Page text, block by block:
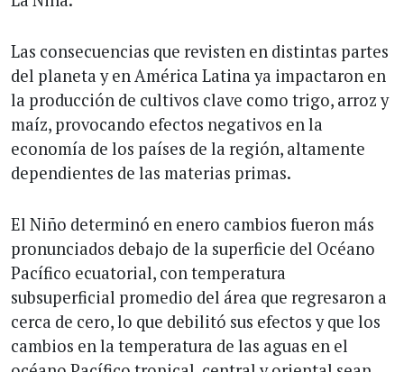
Las consecuencias que revisten en distintas partes
del planeta y en América Latina ya impactaron en
la producción de cultivos clave como trigo, arroz y
maíz, provocando efectos negativos en la
economía de los países de la región, altamente
dependientes de las materias primas.
El Niño determinó en enero cambios fueron más
pronunciados debajo de la superficie del Océano
Pacífico ecuatorial, con temperatura
subsuperficial promedio del área que regresaron a
cerca de cero, lo que debilitó sus efectos y que los
cambios en la temperatura de las aguas en el